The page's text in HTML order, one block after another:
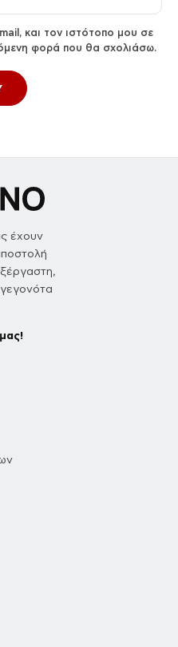
και τον ιστότοπο μου σε
φορά που θα σχολιάσω.
έχουν